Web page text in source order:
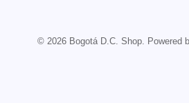
© 2026 Bogotá D.C. Shop. Powered